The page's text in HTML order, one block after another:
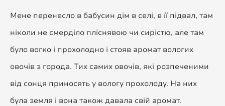
Мене перенесло в бабусин дім в селі, в її підвал, там
ніколи не смерділо пліснявою чи сирістю, але там
було вогко і прохолодно і стояв аромат вологих
овочів з города. Тих самих овочів, які розпеченими
від сонця приносять у вологу прохолоду. На них
була земля і вона також давала свій аромат.